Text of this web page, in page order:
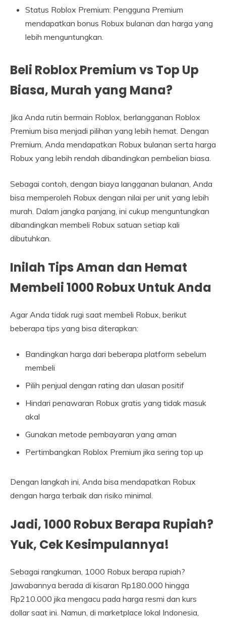
Status Roblox Premium: Pengguna Premium
mendapatkan bonus Robux bulanan dan harga yang
lebih menguntungkan.
Beli Roblox Premium vs Top Up
Biasa, Murah yang Mana?
Jika Anda rutin bermain Roblox, berlangganan Roblox
Premium bisa menjadi pilihan yang lebih hemat. Dengan
Premium, Anda mendapatkan Robux bulanan serta harga
Robux yang lebih rendah dibandingkan pembelian biasa.
Sebagai contoh, dengan biaya langganan bulanan, Anda
bisa memperoleh Robux dengan nilai per unit yang lebih
murah. Dalam jangka panjang, ini cukup menguntungkan
dibandingkan membeli Robux satuan setiap kali
dibutuhkan.
Inilah Tips Aman dan Hemat
Membeli 1000 Robux Untuk Anda
Agar Anda tidak rugi saat membeli Robux, berikut
beberapa tips yang bisa diterapkan:
Bandingkan harga dari beberapa platform sebelum
membeli
Pilih penjual dengan rating dan ulasan positif
Hindari penawaran Robux gratis yang tidak masuk
akal
Gunakan metode pembayaran yang aman
Pertimbangkan Roblox Premium jika sering top up
Dengan langkah ini, Anda bisa mendapatkan Robux
dengan harga terbaik dan risiko minimal.
Jadi, 1000 Robux Berapa Rupiah?
Yuk, Cek Kesimpulannya!
Sebagai rangkuman, 1000 Robux berapa rupiah?
Jawabannya berada di kisaran Rp180.000 hingga
Rp210.000 jika mengacu pada harga resmi dan kurs
dollar saat ini. Namun, di marketplace lokal Indonesia,